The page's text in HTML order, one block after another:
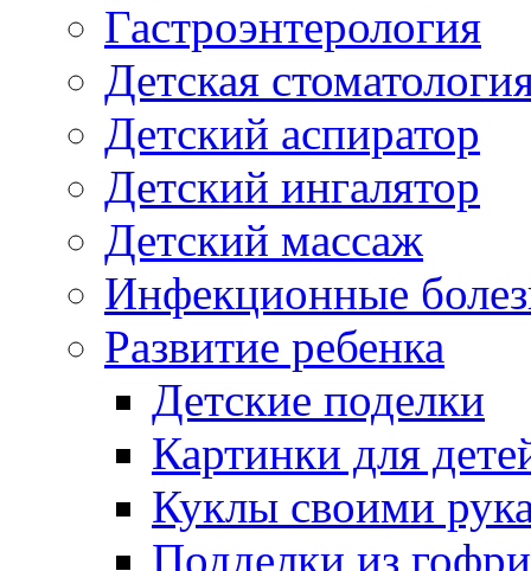
Гастроэнтерология
Детская
Детский аспиратор
Детский ингалятор
Детский массаж
Инфекционные
Развитие ребенка
Детские поделки
Картинки для
Куклы своими
Подделки из